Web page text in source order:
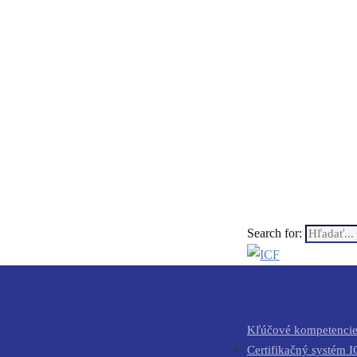
Search for:
Kľúčové
Certifikačný systém